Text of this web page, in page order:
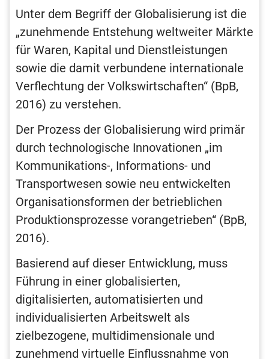
Unter dem Begriff der Globalisierung ist die
„zunehmende Entstehung weltweiter Märkte
für Waren, Kapital und Dienstleistungen
sowie die damit verbundene internationale
Verflechtung der Volkswirtschaften“ (BpB,
2016) zu verstehen.
Der Prozess der Globalisierung wird primär
durch technologische Innovationen „im
Kommunikations-, Informations- und
Transportwesen sowie neu entwickelten
Organisationsformen der betrieblichen
Produktionsprozesse vorangetrieben“ (BpB,
2016).
Basierend auf dieser Entwicklung, muss
Führung in einer globalisierten,
digitalisierten, automatisierten und
individualisierten Arbeitswelt als
zielbezogene, multidimensionale und
zunehmend virtuelle Einflussnahme von